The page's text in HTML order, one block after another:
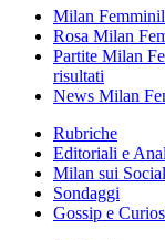
Milan
Rosa Milan
Partite Milan
risultati
News Milan
Rubriche
Editoriali e
Milan sui Social
Sondaggi
Gossip e